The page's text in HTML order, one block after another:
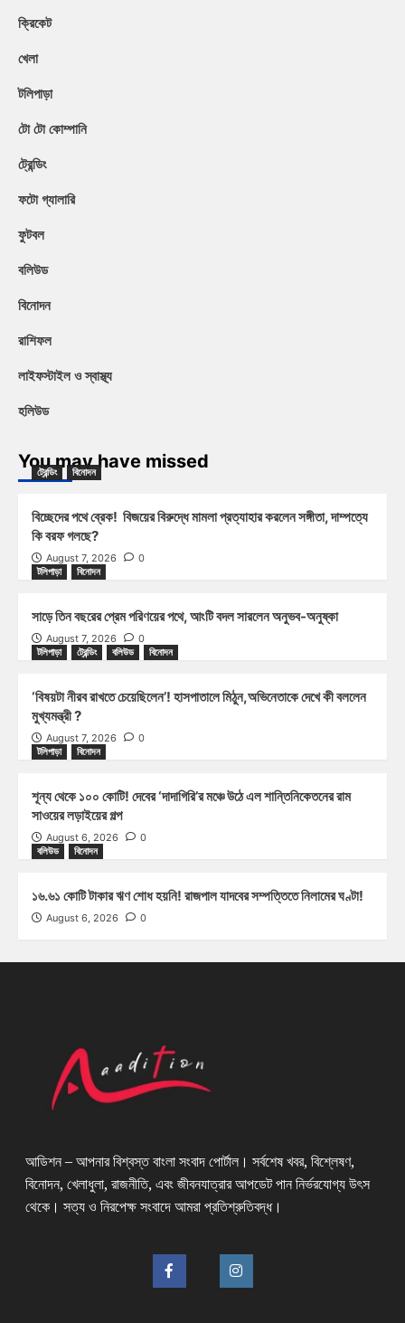
ক্রিকেট
খেলা
টলিপাড়া
টো টো কোম্পানি
ট্রেন্ডিং
ফটো গ্যালারি
ফুটবল
বলিউড
বিনোদন
রাশিফল
লাইফস্টাইল ও স্বাস্থ্য
হলিউড
You may have missed
ট্রেন্ডিং বিনোদন
বিচ্ছেদের পথে ব্রেক! বিজয়ের বিরুদ্ধে মামলা প্রত্যাহার করলেন সঙ্গীতা, দাম্পত্যে
কি বরফ গলছে?
August 7, 2026
0
টলিপাড়া
বিনোদন
সাড়ে তিন বছরের প্রেম পরিণয়ের পথে, আংটি বদল সারলেন অনুভব-অনুষ্কা
August 7, 2026
0
টলিপাড়া
ট্রেন্ডিং বলিউড বিনোদন
‘বিষয়টা নীরব রাখতে চেয়েছিলেন’! হাসপাতালে মিঠুন,অভিনেতাকে দেখে কী বললেন
মুখ্যমন্ত্রী ?
August 7, 2026
0
টলিপাড়া
বিনোদন
শূন্য থেকে ১০০ কোটি! দেবের ‘দাদাগিরি’র মঞ্চে উঠে এল শান্তিনিকেতনের রাম
সাওয়ের লড়াইয়ের গল্প
August 6, 2026
0
বলিউড
বিনোদন
১৬.৬১ কোটি টাকার ঋণ শোধ হয়নি! রাজপাল যাদবের সম্পত্তিতে নিলামের ঘণ্টা!
August 6, 2026 0
আডিশন – আপনার বিশ্বস্ত বাংলা সংবাদ পোর্টাল। সর্বশেষ খবর, বিশ্লেষণ,
বিনোদন, খেলাধুলা, রাজনীতি, এবং জীবনযাত্রার আপডেট পান নির্ভরযোগ্য উৎস
থেকে। সত্য ও নিরপেক্ষ সংবাদে আমরা প্রতিশ্রুতিবদ্ধ।